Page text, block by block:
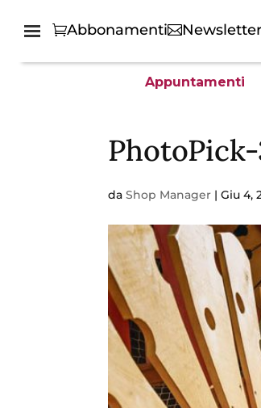
Abbonamenti Newsletter
Appuntamenti
daShop Manager |Giu 4,